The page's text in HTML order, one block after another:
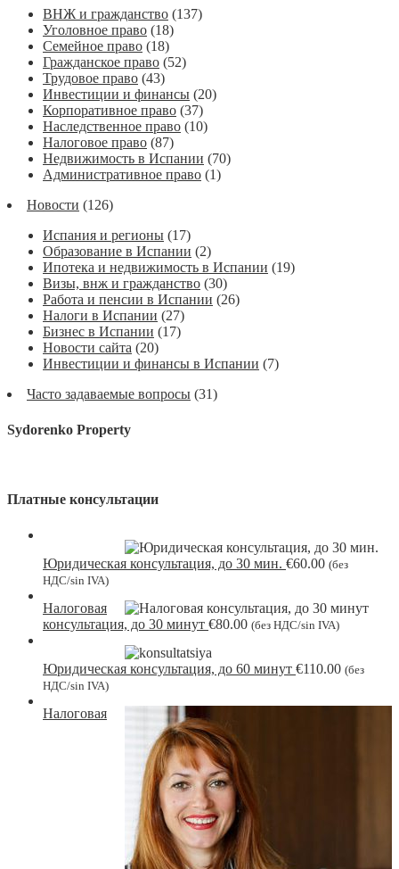
ВНЖ и гражданство (137)
Уголовное право (18)
Семейное право (18)
Гражданское право (52)
Трудовое право (43)
Инвестиции и финансы (20)
Корпоративное право (37)
Наследственное право (10)
Налоговое право (87)
Недвижимость в Испании (70)
Административное право (1)
Новости (126)
Испания и регионы (17)
Образование в Испании (2)
Ипотека и недвижимость в Испании (19)
Визы, внж и гражданство (30)
Работа и пенсии в Испании (26)
Налоги в Испании (27)
Бизнес в Испании (17)
Новости сайта (20)
Инвестиции и финансы в Испании (7)
Часто задаваемые вопросы (31)
Sydorenko Property
Платные консультации
Юридическая консультация, до 30 мин. €60.00 (без
НДС/sin IVA)
Налоговая
консультация, до 30 минут €80.00 (без НДС/sin IVA)
Юридическая консультация, до 60 минут €110.00 (без
НДС/sin IVA)
Налоговая